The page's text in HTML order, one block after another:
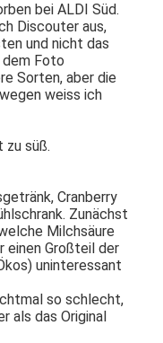
bei ALDI Süd.
Discouter aus,
und nicht das
dem Foto
Sorten, aber die
weiss ich
zu süß.
Cranberry
Zunächst
Milchsäure
einen Großteil der
uninteressant
so schlecht,
als das Original